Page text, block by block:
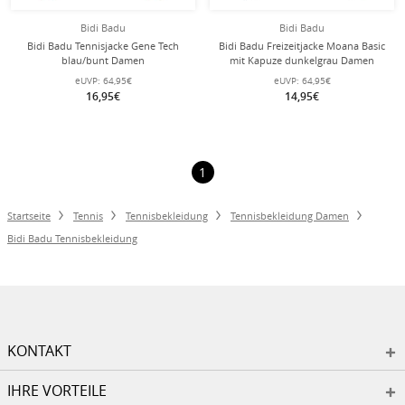
Bidi Badu
Bidi Badu Tennisjacke Gene Tech
blau/bunt Damen
eUVP: 64,95€
16,95€
Bidi Badu
Bidi Badu Freizeitjacke Moana Basic
mit Kapuze dunkelgrau Damen
eUVP: 64,95€
14,95€
1
Startseite Tennis Tennisbekleidung
Tennisbekleidung Damen
Bidi Badu Tennisbekleidung
KONTAKT
IHRE VORTEILE